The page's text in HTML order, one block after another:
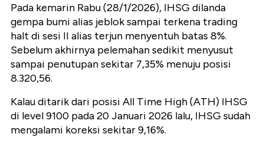
Pada kemarin Rabu (28/1/2026), IHSG dilanda
gempa bumi alias jeblok sampai terkena trading
halt di sesi II alias terjun menyentuh batas 8%.
Sebelum akhirnya pelemahan sedikit menyusut
sampai penutupan sekitar 7,35% menuju posisi
8.320,56.
Kalau ditarik dari posisi All Time High (ATH) IHSG
di level 9100 pada 20 Januari 2026 lalu, IHSG sudah
mengalami koreksi sekitar 9,16%.